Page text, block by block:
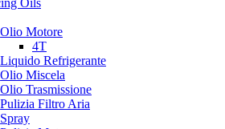
Oils
Olio Motore
4T
Liquido Refrigerante
Olio Miscela
Olio Trasmissione
Pulizia Filtro Aria
Spray